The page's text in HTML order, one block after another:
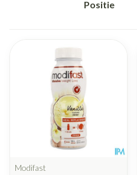
Sorteer op:
Modifast